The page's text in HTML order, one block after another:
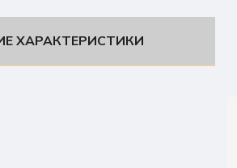
ХАРАКТЕРИСТИКИ